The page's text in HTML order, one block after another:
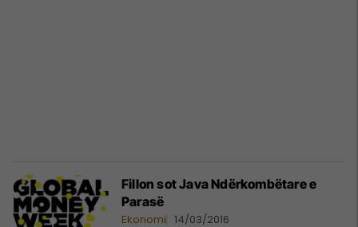
Fillon sot Java Ndërkombëtare e
Parasë
Ekonomi 14/03/2016